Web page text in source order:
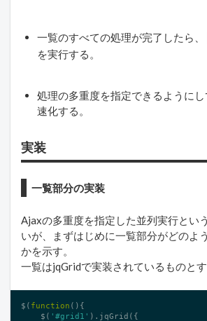
一覧のすべての処理が完了したら、
を実行する。
処理の多重度を指定できるように
速化する。
実装
一覧部分の実装
Ajaxの多重度を指定した並列実行とい
いが、まずはじめに一覧部分がどのよ
かを示す。
一覧はjqGridで実装されているものとす
$( function () {
    $(
'#grid1' ).jqGrid({